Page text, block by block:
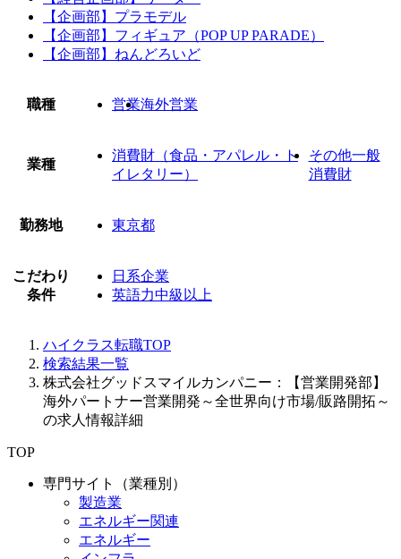
【企画部】プラモデル
【企画部】フィギュア（POP UP PARADE）
【企画部】ねんどろいど
職種 営業海外営業
業種
消費財（食品・アパレル・ト
イレタリー）
その他一般
消費財
勤務地 東京都
こだわり
条件
日系企業
英語力中級以上
ハイクラス転職TOP
検索結果一覧
株式会社グッドスマイルカンパニー：【営業開発部】
海外パートナー営業開発～全世界向け市場/販路開拓～
の求人情報詳細
TOP
専門サイト（業種別）
製造業
エネルギー関連
エネルギー